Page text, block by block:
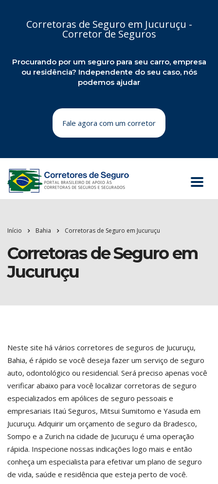
Corretoras de Seguro em Jucuruçu -
Corretor de Seguros
Procurando por um seguro para seu carro, empresa
ou residência? Independente do seu caso, nós
podemos ajudar
Fale agora com um corretor
Início Bahia Corretoras de Seguro em Jucuruçu
Corretoras de Seguro em
Jucuruçu
Neste site há vários corretores de seguros de Jucuruçu,
Bahia, é rápido se você deseja fazer um serviço de seguro
auto, odontológico ou residencial. Será preciso apenas você
verificar abaixo para você localizar corretoras de seguro
especializados em apólices de seguro pessoais e
empresariais Itaú Seguros, Mitsui Sumitomo e Yasuda em
Jucuruçu. Adquirir um orçamento de seguro da Bradesco,
Sompo e a Zurich na cidade de Jucuruçu é uma operação
rápida. Inspecione nossas indicações logo mais e então
conheça um especialista para efetivar um plano de seguro
de vida, saúde e residência que esteja perto de você.